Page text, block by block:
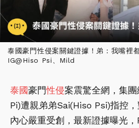
泰國豪門性侵案關鍵證據！弟：我嘴裡
IG@Hiso Psi、Mild
泰國豪門性侵案震驚全網，集
Pi)遭親弟弟Sai(Hiso Psi)指控
內心嚴重受創，最新證據曝光